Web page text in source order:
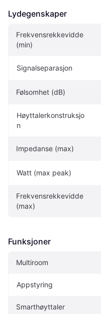
Lydegenskaper
Frekvensrekkevidde
(min)
Signalseparasjon
Følsomhet (dB)
Høyttalerkonstruksjo
n
Impedanse (max)
Watt (max peak)
Frekvensrekkevidde
(max)
Funksjoner
Multiroom
Appstyring
Smarthøyttaler